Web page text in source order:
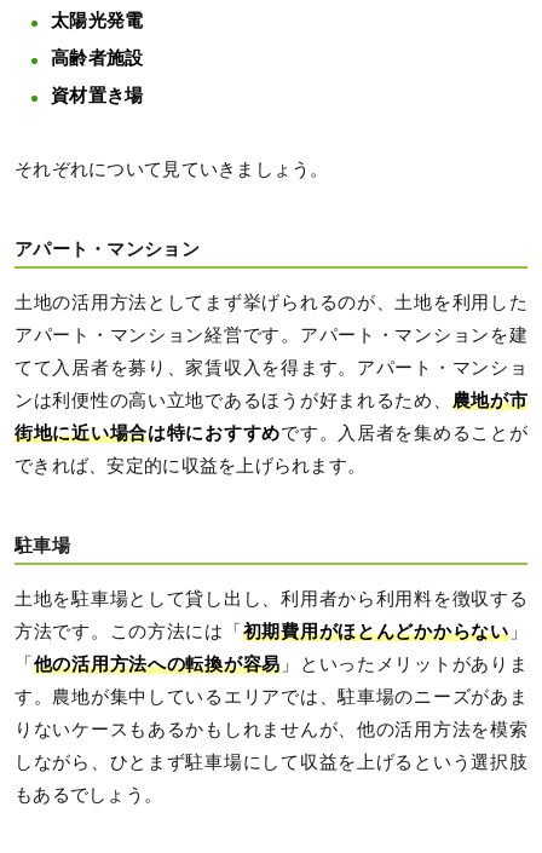
太陽光発電
高齢者施設
資材置き場
それぞれについて見ていきましょう。
アパート・マンション
土地の活用方法としてまず挙げられるのが、土地を利用した
アパート・マンション経営です。アパート・マンションを建
てて入居者を募り、家賃収入を得ます。アパート・マンショ
ンは利便性の高い立地であるほうが好まれるため、 農地が市
街地に近い場合は特におすすめです。入居者を集めることが
できれば、安定的に収益を上げられます。
駐車場
土地を駐車場として貸し出し、利用者から利用料を徴収する
方法です。この方法には「 初期費用がほとんどかからない」
「 他の活用方法への転換が容易 」といったメリットがありま
す。農地が集中しているエリアでは、駐車場のニーズがあま
りないケースもあるかもしれませんが、他の活用方法を模索
しながら、ひとまず駐車場にして収益を上げるという選択肢
もあるでしょう。